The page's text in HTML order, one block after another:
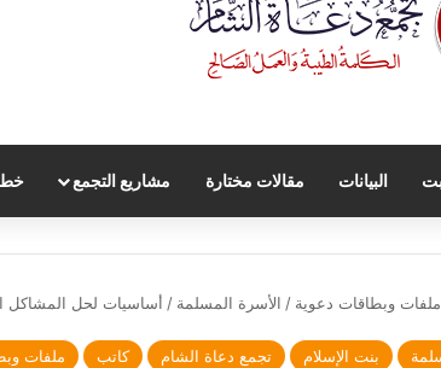
البيانات مقالات مختارة مشاريع التجمع
ملفات وبطاقات دعوية / الأسرة المسلمة / أساسيات لحل المشاكل
بنت الإسلام تجمع دعاة الشام كاتب ملفات